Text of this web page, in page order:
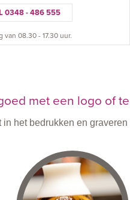
0348 - 486 555
08.30 - 17.30 uur.
met een logo of
in het bedrukken en